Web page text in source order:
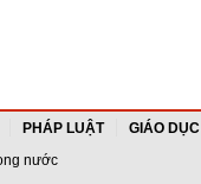
PHÁP LUẬT GIÁO DỤC
nước